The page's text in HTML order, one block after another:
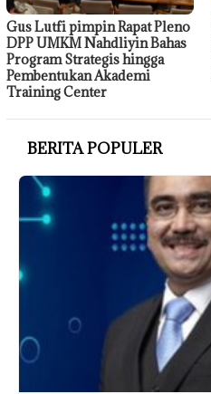
Gus Lutfi pimpin Rapat Pleno
DPP UMKM Nahdliyin Bahas
Program Strategis hingga
Pembentukan Akademi
Training Center
BERITA POPULER